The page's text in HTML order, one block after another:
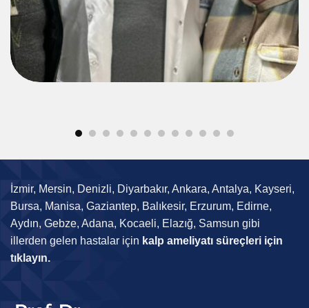
İzmir, Mersin, Denizli, Diyarbakır, Ankara, Antalya, Kayseri,
Bursa, Manisa, Gaziantep, Balıkesir, Erzurum, Edirne,
Aydın, Gebze, Adana, Kocaeli, Elazığ, Samsun gibi
illerden gelen hastalar için kalp ameliyatı süreçleri için
tıklayın.